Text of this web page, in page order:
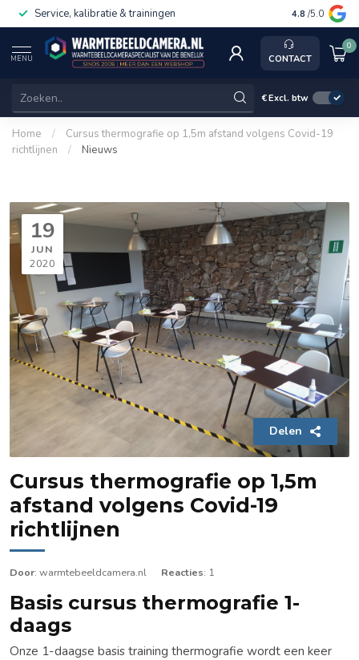
Service, kalibratie & trainingen 4.8 /5.0
MENU CONTACT
0
€Excl. btw
Home /
Cursus thermografie op 1,5m afstand volgens Covid-19
richtlijnen
/ Nieuws
19
JUN
2020
Delen
Cursus thermografie op 1,5m
afstand volgens Covid-19
richtlijnen
Door: warmtebeeldcamera.nl Reacties: 1
Basis cursus thermografie 1-
daags
Onze 1-daagse basis training thermografie wordt een keer